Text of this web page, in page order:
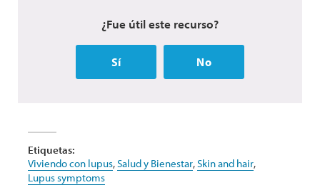
¿Fue útil este recurso?
Sí No
Etiquetas:
Viviendo con lupus,Salud y Bienestar,Skin and hair,
Lupus symptoms